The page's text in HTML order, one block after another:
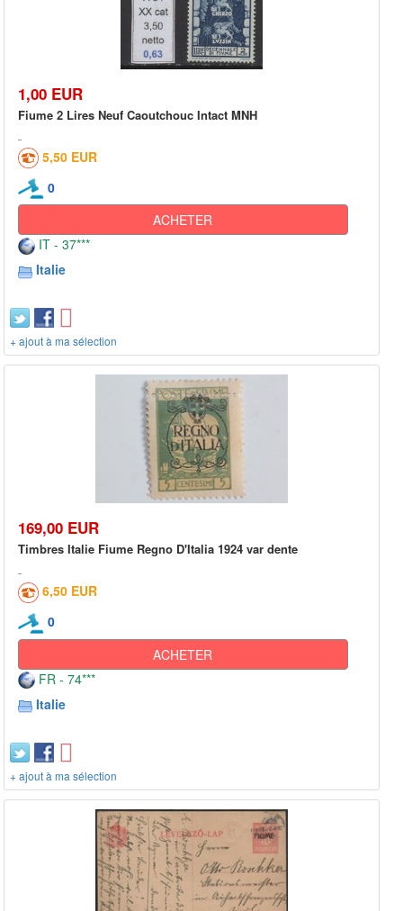
1,00 EUR
Fiume 2 Lires Neuf Caoutchouc Intact MNH
5,50 EUR
0
ACHETER
IT - 37***
Italie
+ ajout à ma sélection
169,00 EUR
Timbres Italie Fiume Regno D'Italia 1924 var dente
6,50 EUR
0
ACHETER
FR - 74***
Italie
+ ajout à ma sélection